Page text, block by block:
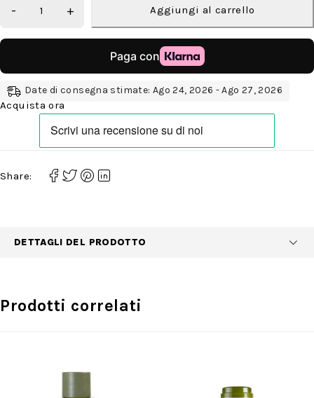
Aggiungi al carrello
Date di consegna stimate: Ago 24, 2026 - Ago 27, 2026
Acquista ora
Share:
DETTAGLI DEL PRODOTTO
Prodotti correlati